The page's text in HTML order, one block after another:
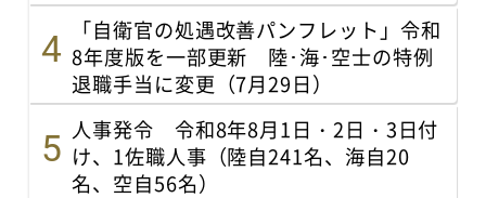
「自衛官の処遇改善パンフレット」令和
8年度版を一部更新 陸･海･空士の特例
退職手当に変更（7月29日）
人事発令 令和8年8月1日・2日・3日付
け、1佐職人事（陸自241名、海自20
名、空自56名）